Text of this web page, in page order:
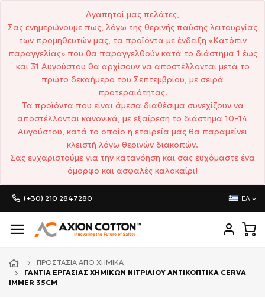
Αγαπητοί μας πελάτες,
Σας ενημερώνουμε πως, λόγω της θερινής παύσης λειτουργίας
των προμηθευτών μας, τα προϊόντα με ένδειξη «Κατόπιν
παραγγελίας» που θα παραγγελθούν κατά το διάστημα 1 έως
και 31 Αυγούστου θα αρχίσουν να αποστέλλονται μετά το
πρώτο δεκαήμερο του Σεπτεμβρίου, με σειρά
προτεραιότητας.
Τα προϊόντα που είναι άμεσα διαθέσιμα συνεχίζουν να
αποστέλλονται κανονικά, με εξαίρεση το διάστημα 10–14
Αυγούστου, κατά το οποίο η εταιρεία μας θα παραμείνει
κλειστή λόγω θερινών διακοπών.
Σας ευχαριστούμε για την κατανόηση και σας ευχόμαστε ένα
όμορφο και ασφαλές καλοκαίρι!
(+30) 210 2847280 ΕΛ
ΠΡΟΣΤΑΣΊΑ ΑΠΌ ΧΗΜΙΚΆ
ΓΑΝΤΙΑ ΕΡΓΑΣΙΑΣ ΧΗΜΙΚΩΝ ΝΙΤΡΙΛΙΟΥ ΑΝΤΙΚΟΠΤΙΚΑ CERVA
IMMER 35CM